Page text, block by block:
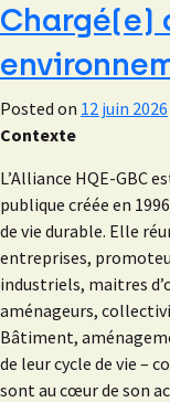
Chargé(e)
Posted on 12 juin 2026
Contexte
L’Alliance HQE-GBC
publique créée en
de vie durable. Elle
entreprises,
industriels, maitres
aménageurs,
Bâtiment,
de leur cycle de vie –
sont au cœur de son